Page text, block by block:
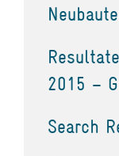
2015 –
Search